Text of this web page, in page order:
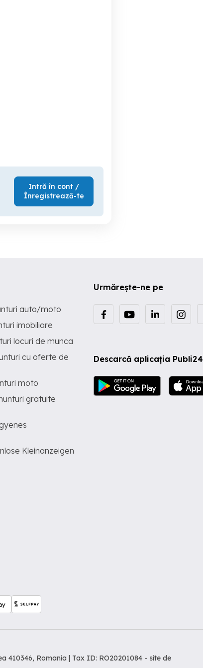
Intră în cont /
Înregistrează-te
Urmărește-ne pe
Descarcă aplicația Publi24
auto/moto
imobiliare
locuri de munca
cu oferte de
moto
gratuite
Kleinanzeigen
410346, Romania | Tax ID: RO20201084 - site de